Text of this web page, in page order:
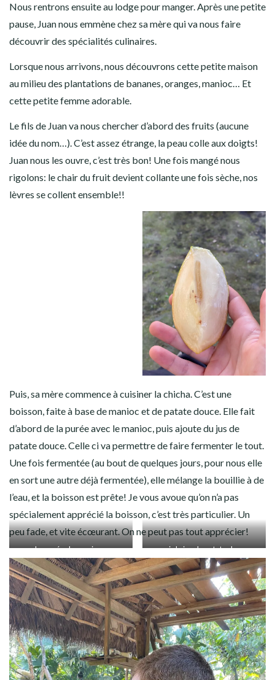
Nous rentrons ensuite au lodge pour manger. Après une petite
pause, Juan nous emmène chez sa mère qui va nous faire
découvrir des spécialités culinaires.
Lorsque nous arrivons, nous découvrons cette petite maison
au milieu des plantations de bananes, oranges, manioc… Et
cette petite femme adorable.
Le fils de Juan va nous chercher d’abord des fruits (aucune
idée du nom…). C’est assez étrange, la peau colle aux doigts!
Juan nous les ouvre, c’est très bon! Une fois mangé nous
rigolons: le chair du fruit devient collante une fois sèche, nos
lèvres se collent ensemble!!
Puis, sa mère commence à cuisiner la chicha. C’est une
boisson, faite à base de manioc et de patate douce. Elle fait
d’abord de la purée avec le manioc, puis ajoute du jus de
patate douce. Celle ci va permettre de faire fermenter le tout.
Une fois fermentée (au bout de quelques jours, pour nous elle
en sort une autre déjà fermentée), elle mélange la bouillie à de
l’eau, et la boisson est prête! Je vous avoue qu’on n’a pas
spécialement apprécié la boisson, c’est très particulier. Un
peu fade, et vite écœurant. On ne peut pas tout apprécier!
La purée de manioc… … puis le jus de patate douce…